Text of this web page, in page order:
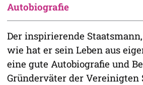
Autobiografie
Der inspirierende
wie hat er sein Leben aus
eine gute Autobiografie und
Gründerväter der